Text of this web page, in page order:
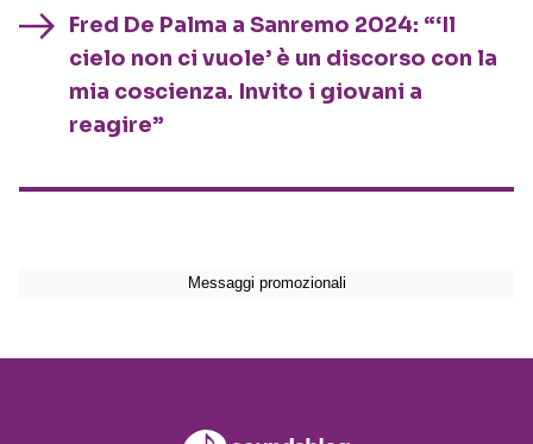
Fred De Palma a Sanremo 2024: “‘Il
cielo non ci vuole’ è un discorso con la
mia coscienza. Invito i giovani a
reagire”